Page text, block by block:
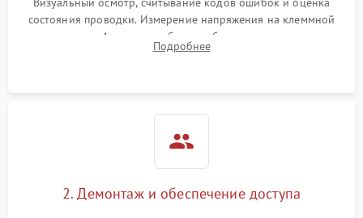
состояния проводки. Измерение напряжения на клеммной
колодке. Анализ жалоб на проблемы с нагревом,
конвекцией, панелью управления или блокировкой дверцы.
Подробнее
2. Демонтаж и обеспечение доступа